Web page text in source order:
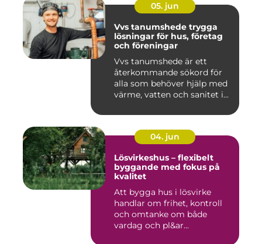
05. jun
Vvs tanumshede trygga
lösningar för hus, företag
och föreningar
Vvs tanumshede är ett
återkommande sökord för
alla som behöver hjälp med
värme, vatten och sanitet i...
04. jun
Lösvirkeshus – flexibelt
byggande med fokus på
kvalitet
Att bygga hus i lösvirke
handlar om frihet, kontroll
och omtanke om både
vardag och pl&ar...